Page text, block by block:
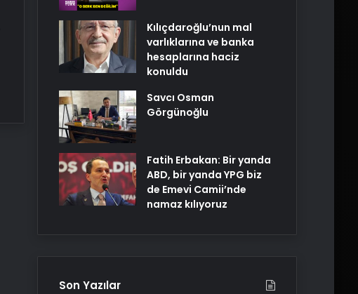
Kılıçdaroğlu’nun mal
varlıklarına ve banka
hesaplarına haciz
konuldu
Savcı Osman
Görgünoğlu
Fatih Erbakan: Bir yanda
ABD, bir yanda YPG biz
de Emevi Camii’nde
namaz kılıyoruz
Son Yazılar